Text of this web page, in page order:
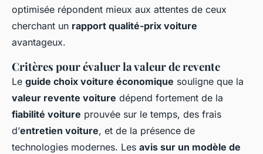
optimisée répondent mieux aux attentes de ceux
cherchant un rapport qualité-prix voiture
avantageux.
Critères pour évaluer la valeur de revente
Le guide choix voiture économique souligne que la
valeur revente voiture dépend fortement de la
fiabilité voiture prouvée sur le temps, des frais
d’entretien voiture, et de la présence de
technologies modernes. Les avis sur un modèle de